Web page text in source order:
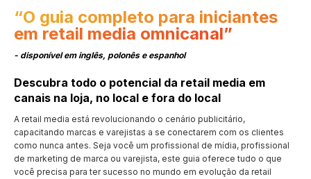
“O guia completo para iniciantes
em retail media omnicanal”
- disponível em inglês, polonês e espanhol
Descubra todo o potencial da retail media em
canais na loja, no local e fora do local
A retail media está revolucionando o cenário publicitário,
capacitando marcas e varejistas a se conectarem com os clientes
como nunca antes. Seja você um profissional de mídia, profissional
de marketing de marca ou varejista, este guia oferece tudo o que
você precisa para ter sucesso no mundo em evolução da retail